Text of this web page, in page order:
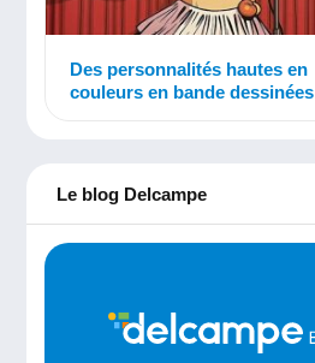
Des personnalités hautes en
couleurs en bande dessinées
Le blog Delcampe